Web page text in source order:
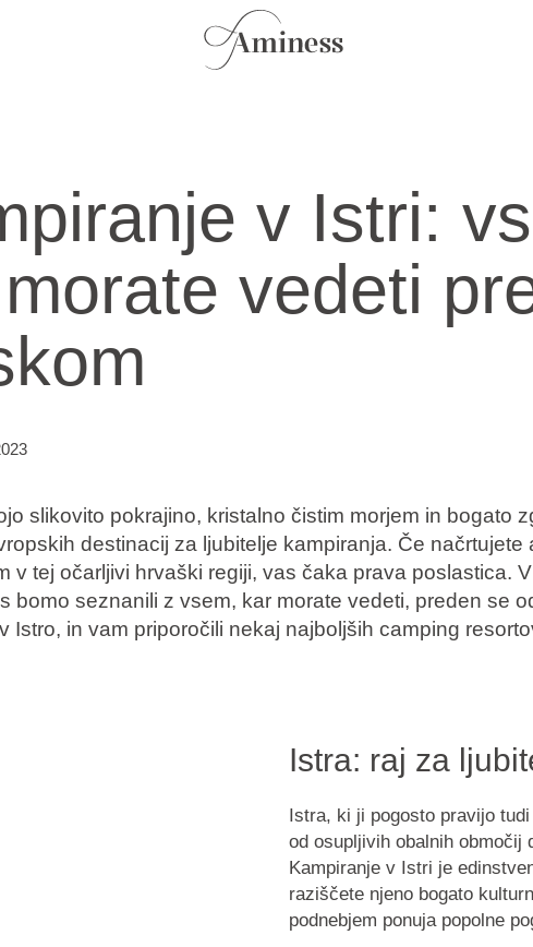
v Istri:
vedeti
slikovito pokrajino, kristalno čistim morjem in bogato
destinacij za ljubitelje kampiranja. Če načrtujete
v tej očarljivi hrvaški regiji, vas čaka prava poslastica.
bomo seznanili z vsem, kar morate vedeti, preden se
Istro, in vam priporočili nekaj najboljših camping
Istra: raj za
Istra, ki ji pogosto pravijo
od osupljivih obalnih območij
Kampiranje v Istri je
raziščete njeno bogato
podnebjem ponuja popolne